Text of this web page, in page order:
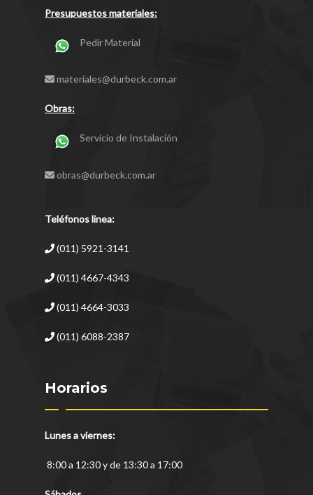
Presupuestos materiales:
Pedir Material
materiales@durbeck.com.ar
Obras:
Servicio de Instalación
obras@durbeck.com.ar
Teléfonos linea:
(011) 5921-3141
(011) 4667-4343
(011) 4664-3033
(011) 6088-2387
Horarios
Lunes a viernes:
8:00 a 12:30 y de 13:30 a 17:00